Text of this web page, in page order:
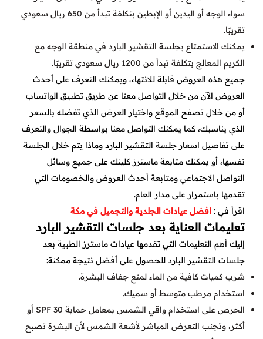
سواء الوجه أو اليدين أو الإبطين بتكلفة تبدأ من 650 ريال سعودي
تقريبًا.
يمكنك الاستمتاع بجلسة التقشير البارد في منطقة الوجه مع
الكريم المعالج بتكلفة تبدأ من 1200 ريال سعودي تقريبًا.
جميع هذه العروض قابلة للانتهاء، ويمكنك التعرف على أحدث
العروض الآن من خلال التواصل معنا عن طريق تطبيق الواتساب
أو من خلال تصفح الموقع واختيار العرض الذي تفضله بالسعر
الذي يناسبك، كما يمكنك التواصل معنا بواسطة الجوال والتعرف
على تفاصيل اسعار جلسة التقشير البارد وماذا يتم خلال الجلسة
نفسها، أو يمكنك متابعة ماسترز كلينك على جميع وسائل
التواصل الاجتماعي ومتابعة أحدث العروض والخصومات التي
تقدمها باستمرار على مدار العام.
اقرأ في :افضل عيادات الجلدية والتجميل في مكة
تعليمات العناية بعد جلسات التقشير البارد
إليك أهم التعليمات التي تقدمها عيادات ماسترز الطبية بعد
جلسات التقشير البارد للحصول على أفضل نتيجة ممكنة:
شرب كميات كافية من الماء لمنع جفاف البشرة.
استخدام مرطب متوسط أو سميك.
الحرص على استخدام واقي الشمس بمعامل حماية SPF 30 أو
أكثر، وتجنب التعرض المباشر لأشعة الشمس لأن البشرة تصبح